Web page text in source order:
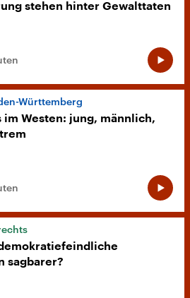
stehen hinter Gewalttaten
Württemberg
im Westen: jung, männlich,
sagbarer?